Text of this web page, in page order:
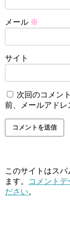
メール ※
サイト
次回のコメン
前、メールアドレ
このサイトはス
ます。
コメントデ
ださい。